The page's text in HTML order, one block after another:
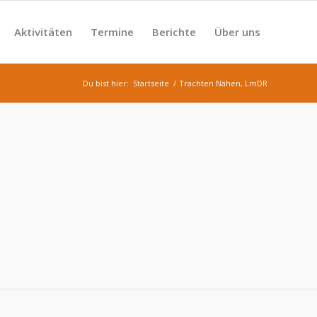
Aktivitäten Termine Berichte Über uns
Du bist hier: Startseite / Trachten Nähen, LmDR